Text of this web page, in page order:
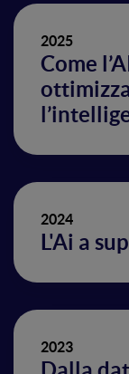
2025
Come
2024
L'Ai a
2023